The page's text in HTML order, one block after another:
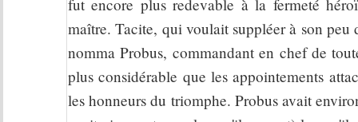
fut encore plus redevable à la fermeté
maître. Tacite, qui voulait suppléer à son
nomma Probus, commandant en chef de
plus considérable que les appointements
les honneurs du triomphe. Probus avait